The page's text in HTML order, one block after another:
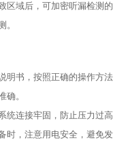
区域后，可加密听漏检测的
。​
明书，按照正确的操作方法
确。​
统连接牢固，防止压力过高
时，注意用电安全，避免发